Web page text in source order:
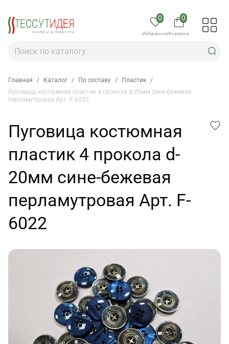
0
Избранное
0
Корзина
Главная / Каталог / По составу / Пластик /
Пуговица костюмная пластик 4 прокола d-20мм сине-бежевая
перламутровая Арт. F-6022
Пуговица костюмная
пластик 4 прокола d-
20мм сине-бежевая
перламутровая Арт. F-
6022